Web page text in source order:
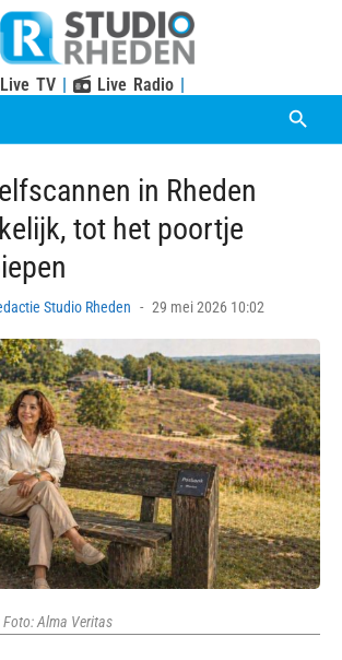
Live TV | Live Radio |
in Rheden
tot het poortje
Studio Rheden
Posted
29 mei 2026 10:02
Alma Veritas